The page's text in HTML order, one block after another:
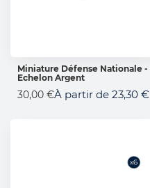
AJOUTER AU PANIER
Miniature Défense Nationale -
Echelon Argent
30,00 €À partir de 23,30 €